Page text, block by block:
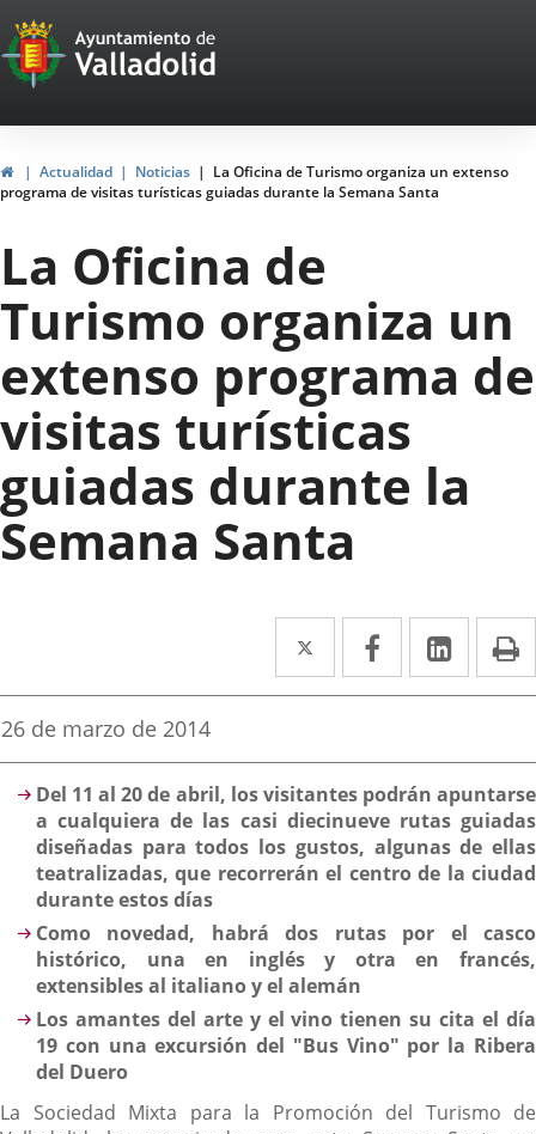
Portal
Web
del
Ayuntamiento
de
Valladolid
HomeActualidad Noticias
La Oficina de Turismo organiza un extenso
programa de visitas turísticas guiadas durante la Semana Santa
La Oficina de
Turismo organiza un
extenso programa de
visitas turísticas
guiadas durante la
Semana Santa
Twitter
Enlace
a
aplicación
externa.
Facebook
Enlace
a
aplicación
externa.
Enlace
a
Fecha
la
noticia
26 de marzo de 2014
Descripción
Del 11 al 20 de abril, los visitantes podrán apuntarse
a cualquiera de las casi diecinueve rutas guiadas
diseñadas para todos los gustos, algunas de ellas
teatralizadas, que recorrerán el centro de la ciudad
durante estos días
Como novedad, habrá dos rutas por el casco
histórico, una en inglés y otra en francés,
extensibles al italiano y el alemán
Los amantes del arte y el vino tienen su cita el día
19 con una excursión del "Bus Vino" por la Ribera
del Duero
La Sociedad Mixta para la Promoción del Turismo de